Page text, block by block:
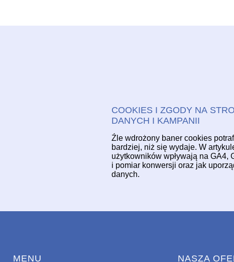
COOKIES I ZGODY NA
DANYCH I KAMPANII
Źle wdrożony baner cookies
bardziej, niż się wydaje. W
użytkowników wpływają na GA4,
i pomiar konwersji oraz jak
danych.
MENU NASZA